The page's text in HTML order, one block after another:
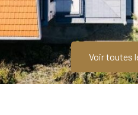
Voir toutes